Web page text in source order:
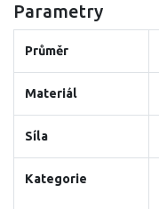
Parametry
Průměr
Materiál
Síla
Kategorie